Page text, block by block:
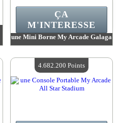
une Mini Borne My Arcade Galaga
Quantité Disponible :4
ÇA
M'INTERESSE
4.682.200 Points